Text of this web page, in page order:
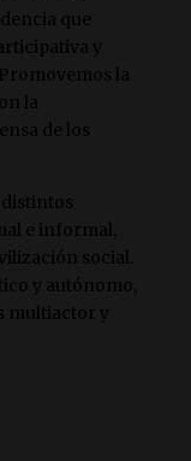
que
y
la
la
de los
e informal,
social.
y autónomo,
multiactor y